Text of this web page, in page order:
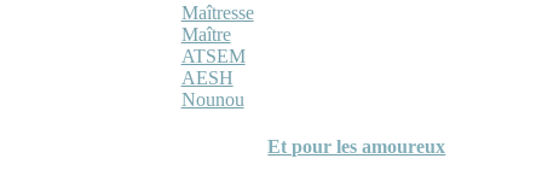
Maîtresse
Maître
ATSEM
AESH
Nounou
Et pour les amoureux